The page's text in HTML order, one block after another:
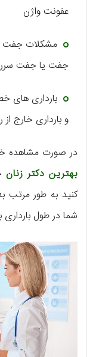
عفونت واژن
مشکلات جفت
جفت یا جفت
بارداری های
و بارداری خارج
در صورت مشاهده
بهترین دکتر زنان
کنید به طور مرتب
شما در طول بارداری